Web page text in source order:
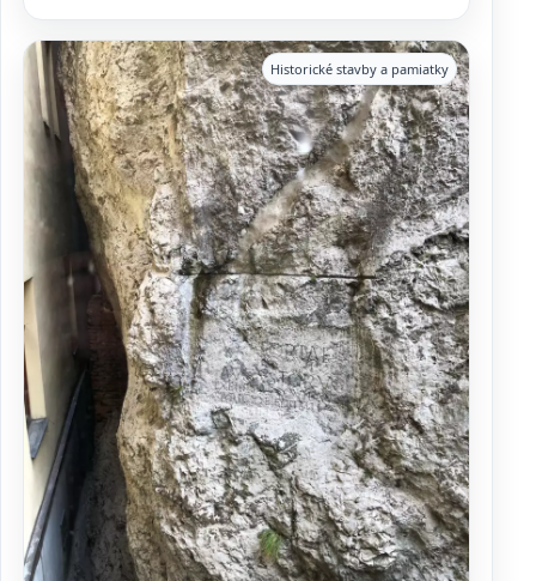
Historické stavby a pamiatky